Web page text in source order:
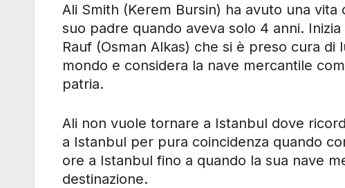
Ali Smith (Kerem Bursin) ha avuto una
suo padre quando aveva solo 4 anni.
Rauf (Osman Alkas) che si è preso cura
mondo e considera la nave mercantile
patria.
Ali non vuole tornare a Istanbul dove
a Istanbul per pura coincidenza quando
ore a Istanbul fino a quando la sua nave
destinazione.